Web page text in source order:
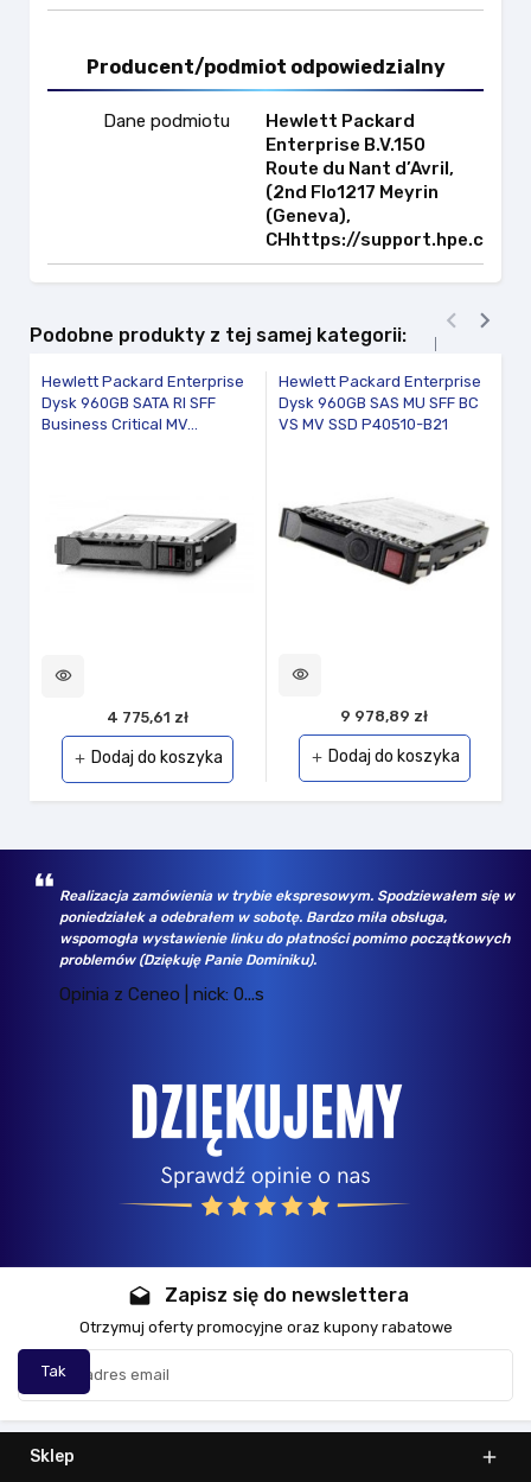
Producent/podmiot odpowiedzialny
Dane podmiotu
Hewlett Packard
Enterprise B.V.150
Route du Nant d’Avril,
(2nd Flo1217 Meyrin
(Geneva),
CHhttps://support.hpe.com
Podobne produkty z tej samej kategorii:
Hewlett Packard Enterprise
Dysk 960GB SATA RI SFF
Business Critical MV...
visibility
4 775,61 zł
add Dodaj do koszyka
Hewlett Packard Enterprise
Dysk 960GB SAS MU SFF BC
VS MV SSD P40510-B21
visibility
9 978,89 zł
add Dodaj do koszyka
 
w trybie ekspresowym. Spodziewałem się w
odebrałem w sobotę. Bardzo miła obsługa,
linku do płatności pomimo początkowych
Panie Dominiku).
| nick: 0...s
Wybrany
rożnych firm,
drafts Zapisz się do newslettera
Otrzymuj oferty promocyjne oraz kupony rabatowe
Sklep 